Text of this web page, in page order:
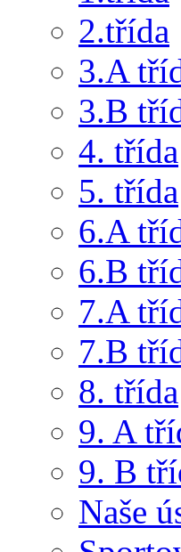
2.třída
3.A
3.B
4. třída
5. třída
6.A
6.B
7.A
7.B
8. třída
9. A
9. B
Naše